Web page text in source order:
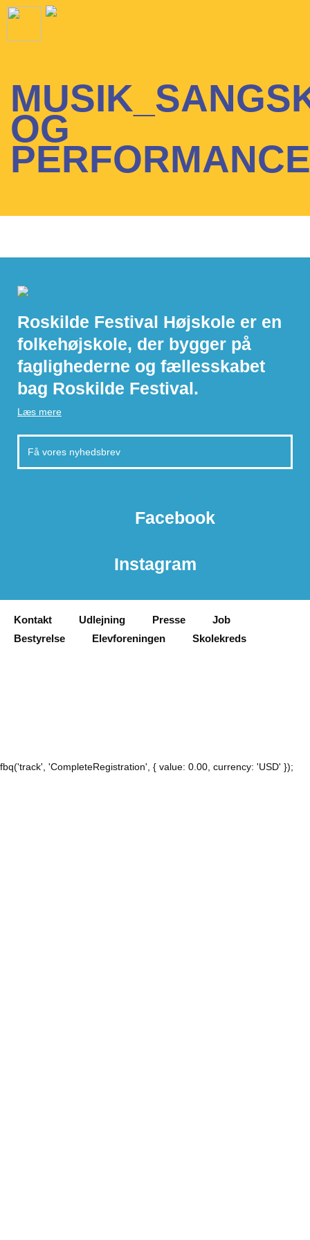
OG
Roskilde Festival Højskole er en
folkehøjskole, der bygger på
faglighederne og fællesskabet
bag Roskilde Festival.
Læs mere
Facebook
Instagram
Kontakt Udlejning Presse
Job
Bestyrelse
Elevforeningen Skolekreds
fbq('track', 'CompleteRegistration', { value: 0.00, currency: 'USD' });